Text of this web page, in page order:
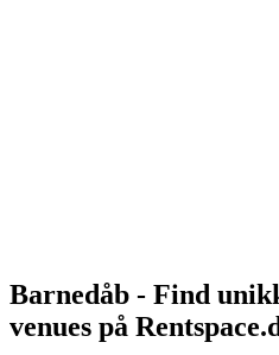
Barnedåb - Find
venues på